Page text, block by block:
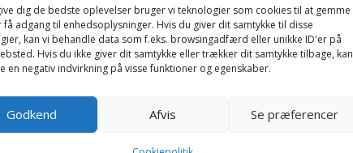
dig de bedste oplevelser bruger vi teknologier som cookies til at gemme
få adgang til enhedsoplysninger. Hvis du giver dit samtykke til disse
kan vi behandle data som f.eks. browsingadfærd eller unikke ID'er på
Hvis du ikke giver dit samtykke eller trækker dit samtykke tilbage, kan
en negativ indvirkning på visse funktioner og egenskaber.
Godkend Afvis Se præferencer
er en lækkerbidsken, som medicinen
opblandes i maden, ej heller må knuses, hvorfor det er
sin helhed.
ikke kan komme fri, tager fat om snuden bag